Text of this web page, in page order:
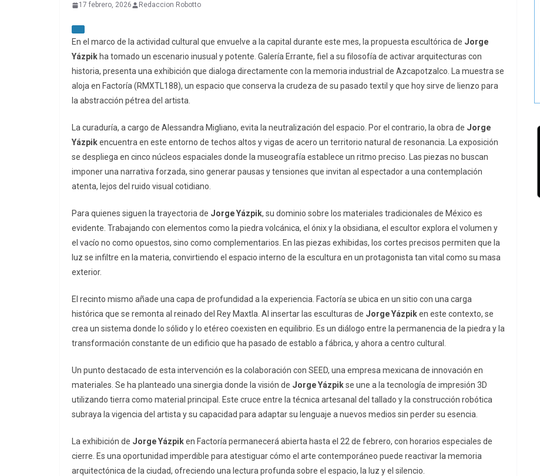
17 febrero, 2026 Redaccion Robotto
En el marco de la actividad cultural que envuelve a la capital durante este mes, la propuesta escultórica de Jorge
Yázpik ha tomado un escenario inusual y potente. Galería Errante, fiel a su filosofía de activar arquitecturas con
historia, presenta una exhibición que dialoga directamente con la memoria industrial de Azcapotzalco. La muestra se
aloja en Factoría (RMXTL188), un espacio que conserva la crudeza de su pasado textil y que hoy sirve de lienzo para
la abstracción pétrea del artista.
La curaduría, a cargo de Alessandra Migliano, evita la neutralización del espacio. Por el contrario, la obra de Jorge
Yázpikencuentra en este entorno de techos altos y vigas de acero un territorio natural de resonancia. La exposición
se despliega en cinco núcleos espaciales donde la museografía establece un ritmo preciso. Las piezas no buscan
imponer una narrativa forzada, sino generar pausas y tensiones que invitan al espectador a una contemplación
atenta, lejos del ruido visual cotidiano.
Para quienes siguen la trayectoria de Jorge Yázpik, su dominio sobre los materiales tradicionales de México es
evidente. Trabajando con elementos como la piedra volcánica, el ónix y la obsidiana, el escultor explora el volumen y
el vacío no como opuestos, sino como complementarios. En las piezas exhibidas, los cortes precisos permiten que la
luz se infiltre en la materia, convirtiendo el espacio interno de la escultura en un protagonista tan vital como su masa
exterior.
El recinto mismo añade una capa de profundidad a la experiencia. Factoría se ubica en un sitio con una carga
histórica que se remonta al reinado del Rey Maxtla. Al insertar las esculturas de Jorge Yázpiken este contexto, se
crea un sistema donde lo sólido y lo etéreo coexisten en equilibrio. Es un diálogo entre la permanencia de la piedra y la
transformación constante de un edificio que ha pasado de establo a fábrica, y ahora a centro cultural.
Un punto destacado de esta intervención es la colaboración con SEED, una empresa mexicana de innovación en
materiales. Se ha planteado una sinergia donde la visión de Jorge Yázpikse une a la tecnología de impresión 3D
utilizando tierra como material principal. Este cruce entre la técnica artesanal del tallado y la construcción robótica
subraya la vigencia del artista y su capacidad para adaptar su lenguaje a nuevos medios sin perder su esencia.
La exhibición de Jorge Yázpiken Factoría permanecerá abierta hasta el 22 de febrero, con horarios especiales de
cierre. Es una oportunidad imperdible para atestiguar cómo el arte contemporáneo puede reactivar la memoria
arquitectónica de la ciudad, ofreciendo una lectura profunda sobre el espacio, la luz y el silencio.